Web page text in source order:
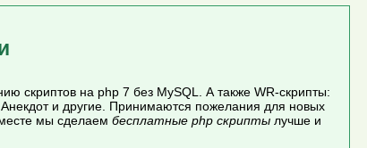
скриптов на php 7 без MySQL. А также WR-скрипты:
и другие. Принимаются пожелания для новых
мы сделаем бесплатные php скриптылучше и